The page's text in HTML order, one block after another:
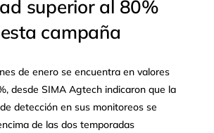
superior al 80%
campaña
de enero se encuentra en valores
desde SIMA Agtech indicaron que la
detección en sus monitoreos se
de las dos temporadas